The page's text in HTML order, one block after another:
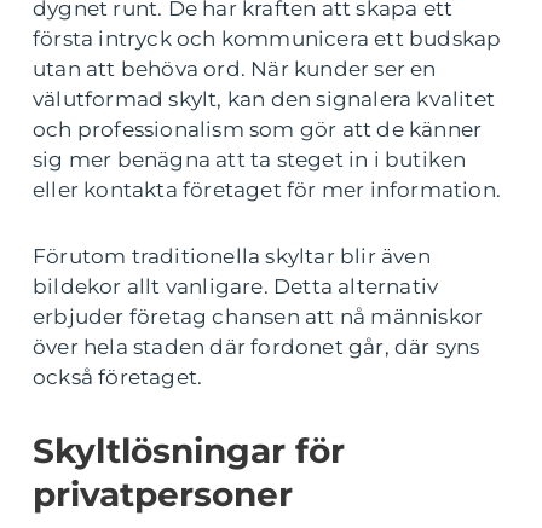
dygnet runt. De har kraften att skapa ett
första intryck och kommunicera ett budskap
utan att behöva ord. När kunder ser en
välutformad skylt, kan den signalera kvalitet
och professionalism som gör att de känner
sig mer benägna att ta steget in i butiken
eller kontakta företaget för mer information.
Förutom traditionella skyltar blir även
bildekor allt vanligare. Detta alternativ
erbjuder företag chansen att nå människor
över hela staden där fordonet går, där syns
också företaget.
Skyltlösningar för
privatpersoner